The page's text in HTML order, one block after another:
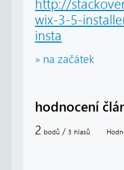
http://
wix-3-5-
insta
» na začátek
hodnocení
2 bodů / 3 hlasů